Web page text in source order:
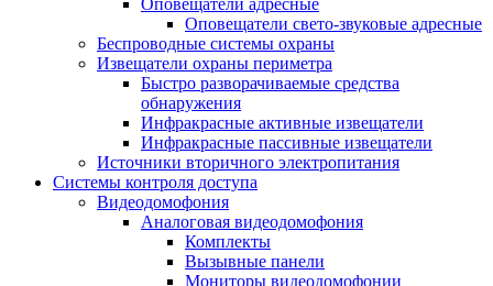
Оповещатели свето-звуковые адресные
Беспроводные системы охраны
Извещатели охраны периметра
Быстро разворачиваемые средства
обнаружения
Инфракрасные активные извещатели
Инфракрасные пассивные извещатели
Источники вторичного электропитания
Системы контроля доступа
Видеодомофония
Аналоговая видеодомофония
Комплекты
Вызывные панели
Мониторы видеодомофонии